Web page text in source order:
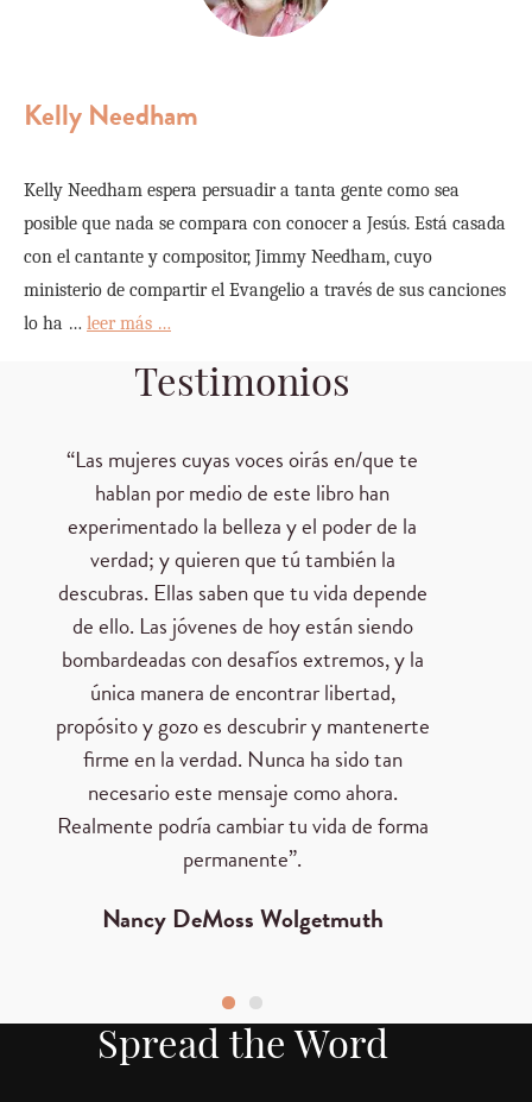
Kelly Needham
Kelly Needham espera persuadir a tanta gente como sea
posible que nada se compara con conocer a Jesús. Está casada
con el cantante y compositor, Jimmy Needham, cuyo
ministerio de compartir el Evangelio a través de sus canciones
lo ha … leer más …
Testimonios
“Las mujeres cuyas voces oirás en/que te
hablan por medio de este libro han
experimentado la belleza y el poder de la
verdad; y quieren que tú también la
descubras. Ellas saben que tu vida depende
de ello. Las jóvenes de hoy están siendo
bombardeadas con desafíos extremos, y la
única manera de encontrar libertad,
propósito y gozo es descubrir y mantenerte
firme en la verdad. Nunca ha sido tan
necesario este mensaje como ahora.
Realmente podría cambiar tu vida de forma
permanente”.
Nancy DeMoss Wolgetmuth
Spread the Word